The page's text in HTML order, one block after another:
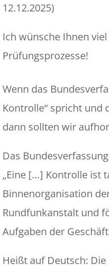
12.12.2025)
Ich wünsche Ihnen
Prüfungsprozesse!
Wenn das
Kontrolle“ spricht und
dann sollten wir
Das
„Eine […] Kontrolle ist
Binnenorganisation
Rundfunkanstalt und
Aufgaben der
Heißt auf Deutsch: